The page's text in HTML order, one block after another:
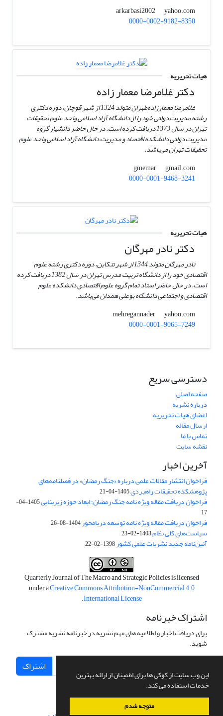
این وب سایت از کوکی ها برای اطمینان از ارائه بهترین
خدمات استفاده می کند.
متوجه شدم
arkarbasi2002
yahoo.com
0000-0002-9182-8350
هیات تحریریه
دکتر غلامرضا معمار زاده
غلامرضا معمارزاده‌طهران متولد 1324 از شهر قوچان، دوره دکتری
رشته مدیریت دولتی خود را از دانشگاه آزاد اسلامی واحد علوم تحقیقات
تهران در سال 1373 دریافت کرده است. در حال حاضر دانشیار گروه
مدیریت دولتی دانشکده اقتصاد و مدیریت دانشگاه آزاد اسلامی واحد علوم
تحقیقات تهران می‌باشد.
gmemar
gmail.com
0000-0001-9468-3241
هیات تحریریه
دکتر نادر مهرگان
نادر مهرگان متولد 1344 از شهر تنکابن، دوره دکتری رشته علوم
اقتصادی خود را از دانشگاه تربیت مدرس تهران در سال 1382 دریافت کرده
است. در حال حاضر استاد تمام گروه علوم اقتصادی دانشکده علوم
اقتصادی و اجتماعی دانشگاه بوعلی همدان می‌باشد.
mehregannader
yahoo.com
0000-0001-9065-7249
دسترسی سریع
صفحه اصلی
درباره نشریه
اعضای هیات تحریریه
ارسال مقاله
تماس با ما
نقشه سایت
آخرین اخبار
فراخوان انتشار مقالات علمی درباره «جنگ رمضان» در فصلنامه‌های
پژوهشکده تحقیقات راهبردی1405-04-21
فراخوان دریافت مقاله ویژه نامه جنگ رمضان؛ ابعاد حوزه زیربنایی
1405-04-
17
فراخوان دریافت مقاله ویژه نامه توسعه دریامحور1404-08-26
سیاست‌های کلی نظام1403-02-23
آئین‌نامه جدید نشریات علمی کشور1398-02-22
Quarterly Journal of The Macro and Strategic Policies is licensed
under aCreative Commons Attribution-NonCommercial 4.0
International License
.
اشتراک خبرنامه
برای دریافت اخبار و اطلاعیه های مهم نشریه در خبرنامه نشریه مشترک
شوید.
اشتراک